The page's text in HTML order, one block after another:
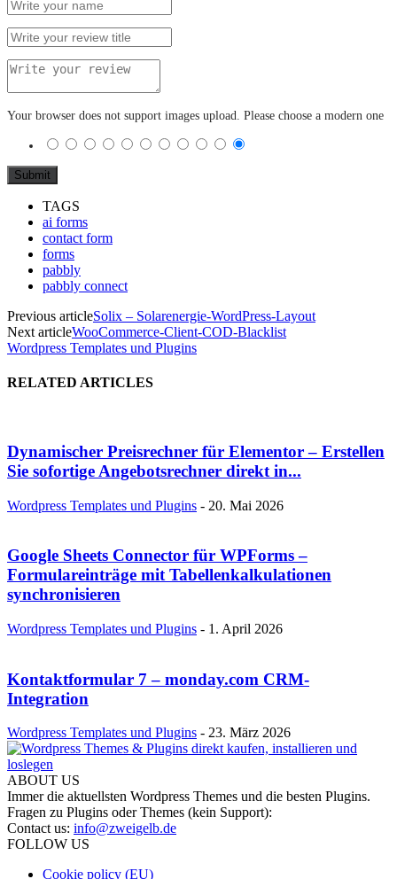
Your browser does not support images upload. Please choose a modern one
TAGS
ai forms
contact form
forms
pabbly
pabbly connect
Previous articleSolix – Solarenergie-WordPress-Layout
Next articleWooCommerce-Client-COD-Blacklist
Wordpress Templates und Plugins
RELATED ARTICLES
Dynamischer Preisrechner für Elementor – Erstellen
Sie sofortige Angebotsrechner direkt in...
Wordpress Templates und Plugins - 20. Mai 2026
Google Sheets Connector für WPForms –
Formulareinträge mit Tabellenkalkulationen
synchronisieren
Wordpress Templates und Plugins - 1. April 2026
Kontaktformular 7 – monday.com CRM-
Integration
Wordpress Templates und Plugins - 23. März 2026
ABOUT US
Immer die aktuellsten Wordpress Themes und die besten Plugins.
Fragen zu Plugins oder Themes (kein Support):
Contact us: info@zweigelb.de
FOLLOW US
Cookie policy (EU)